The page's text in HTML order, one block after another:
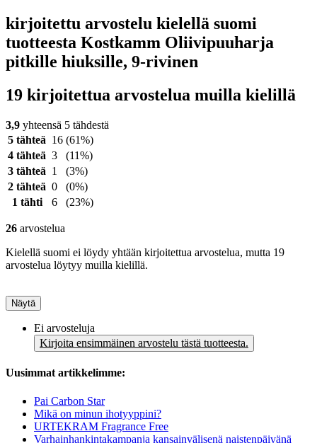
kirjoitettu arvostelu kielellä suomi
tuotteesta Kostkamm Oliivipuuharja
pitkille hiuksille, 9-rivinen
19 kirjoitettua arvostelua muilla kielillä
3,9 yhteensä 5 tähdestä
5 tähteä 16 (61%)
4 tähteä 3
(11%)
3 tähteä 1
(3%)
2 tähteä 0
(0%)
1 tähti
6 (23%)
26 arvostelua
Kielellä suomi ei löydy yhtään kirjoitettua arvostelua, mutta 19
arvostelua löytyy muilla kielillä.
Näytä
Ei arvosteluja
Kirjoita ensimmäinen arvostelu tästä tuotteesta.
Uusimmat artikkelimme:
Pai Carbon Star
Mikä on minun ihotyyppini?
URTEKRAM Fragrance Free
Varhainhankintakampanja kansainvälisenä naistenpäivänä